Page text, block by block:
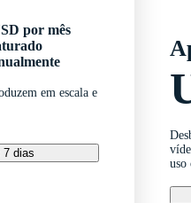
por mês
em escala e
7 dias
uso